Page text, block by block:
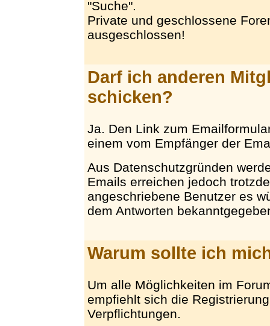
"Suche".
Private und geschlossene
ausgeschlossen!
Darf ich anderen
schicken?
Ja. Den Link zum
einem vom Empfänger der
Aus Datenschutzgründen
Emails erreichen jedoch
angeschriebene Benutzer es
dem Antworten
Warum sollte ich
Um alle Möglichkeiten im
empfiehlt sich die
Verpflichtungen.